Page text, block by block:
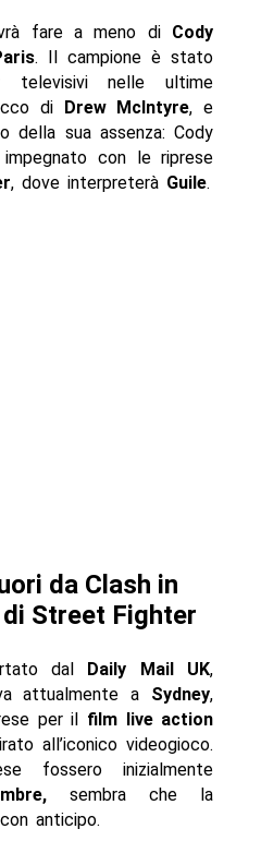
fare a meno di Cody
. Il campione è stato
televisivi nelle ultime
di
Drew McIntyre, e
della sua assenza: Cody
con le riprese
, dove interpreterà Guile.
da Clash in
Street Fighter
dal Daily Mail UK,
attualmente a Sydney,
per il film live action
all’iconico videogioco.
fossero inizialmente
sembra che la
anticipo.